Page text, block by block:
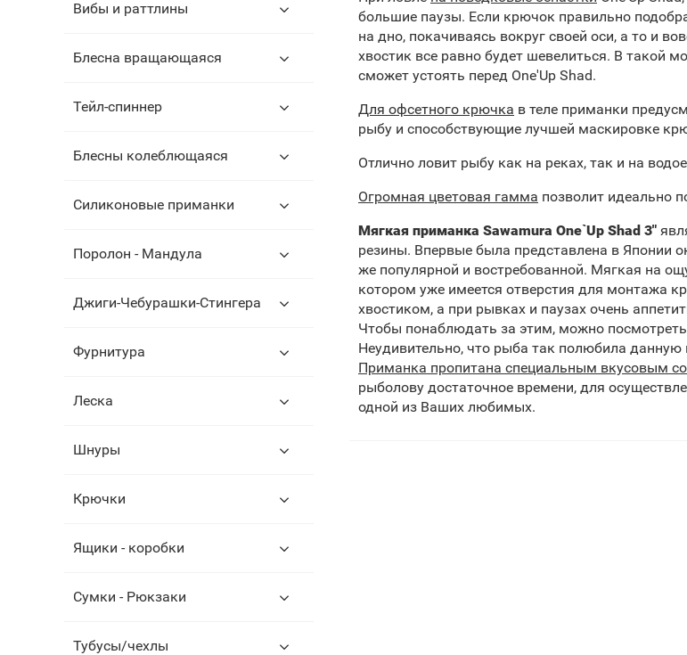
большие паузы. Если крючок правильно
на дно, покачиваясь вокруг своей оси, а то и
хвостик все равно будет шевелиться. В такой
сможет устоять перед One'Up Shad.
Для офсетного крючка в теле приманки
рыбу и способствующие лучшей маскировке
Отлично ловит рыбу как на реках, так и на
Огромная цветовая гамма позволит идеально
Мягкая приманка Sawamura One`Up Shad 3"
резины. Впервые была представлена в Японии
же популярной и востребованной. Мягкая на
котором уже имеется отверстия для монтажа
хвостиком, а при рывках и паузах очень
Чтобы понаблюдать за этим, можно
Неудивительно, что рыба так полюбила данную
Приманка пропитана специальным вкусовым
рыболову достаточное времени, для
одной из Ваших любимых.
Вибы и раттлины
Блесна вращающаяся
Тейл-спиннер
Блесны колеблющаяся
Силиконовые приманки
Поролон - Мандула
Джиги-Чебурашки-Стингера
Фурнитура
Леска
Шнуры
Крючки
Ящики - коробки
Сумки - Рюкзаки
Тубусы/чехлы